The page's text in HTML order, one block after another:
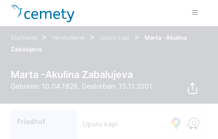
Startseite > Verstorbene > Upuru kapi >
Marta -Akulina
Zabalujeva
Marta -Akulina Zabalujeva
Geboren: 10.04.1928, Gestorben: 15.11.2001
Friedhof Upuru kapi